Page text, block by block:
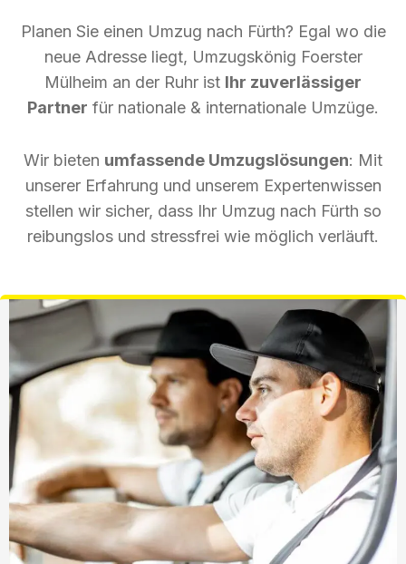
Planen Sie einen Umzug nach Fürth? Egal wo die
neue Adresse liegt, Umzugskönig Foerster
Mülheim an der Ruhr ist Ihr zuverlässiger
Partner für nationale & internationale Umzüge.
Wir bieten umfassende Umzugslösungen: Mit
unserer Erfahrung und unserem Expertenwissen
stellen wir sicher, dass Ihr Umzug nach Fürth so
reibungslos und stressfrei wie möglich verläuft.